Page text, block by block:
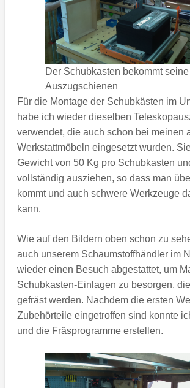
Der Schubkasten bekommt seine
Auszugschienen
Für die Montage der Schubkästen im
habe ich wieder dieselben
verwendet, die auch schon bei meinen
Werkstattmöbeln eingesetzt wurden.
Gewicht von 50 Kg pro Schubkasten
vollständig ausziehen, so dass man
kommt und auch schwere Werkzeuge
kann.
Wie auf den Bildern oben schon zu
auch unserem Schaumstoffhändler im
wieder einen Besuch abgestattet, um
Schubkasten-Einlagen zu besorgen,
gefräst werden. Nachdem die ersten
Zubehörteile eingetroffen sind konnte
und die Fräsprogramme erstellen.